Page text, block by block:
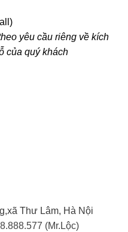
yêu cầu riêng về kích
của quý khách
Thư Lâm, Hà Nội
(Mr.Lộc)